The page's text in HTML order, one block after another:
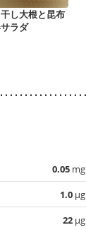
し大根と昆布
ラダ
0.05 mg
1.0 µg
22 µg